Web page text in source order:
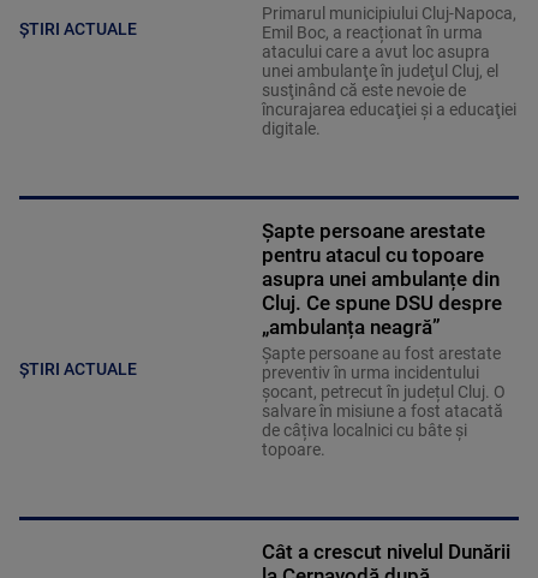
ȘTIRI ACTUALE
Primarul municipiului Cluj-Napoca,
Emil Boc, a reacționat în urma
atacului care a avut loc asupra
unei ambulanţe în judeţul Cluj, el
susţinând că este nevoie de
încurajarea educaţiei şi a educaţiei
digitale.
ȘTIRI ACTUALE
Șapte persoane arestate
pentru atacul cu topoare
asupra unei ambulanțe din
Cluj. Ce spune DSU despre
„ambulanța neagră”
Șapte persoane au fost arestate
preventiv în urma incidentului
șocant, petrecut în județul Cluj. O
salvare în misiune a fost atacată
de câțiva localnici cu bâte și
topoare.
Cât a crescut nivelul Dunării